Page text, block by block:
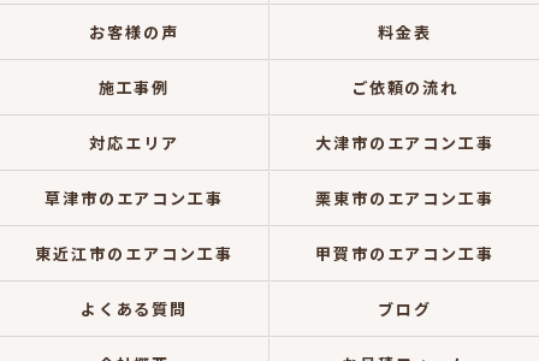
お客様の声 料金表
施工事例 ご依頼の流れ
対応エリア 大津市のエアコン工事
草津市のエアコン工事 栗東市のエアコン工事
東近江市のエアコン工事 甲賀市のエアコン工事
よくある質問 ブログ